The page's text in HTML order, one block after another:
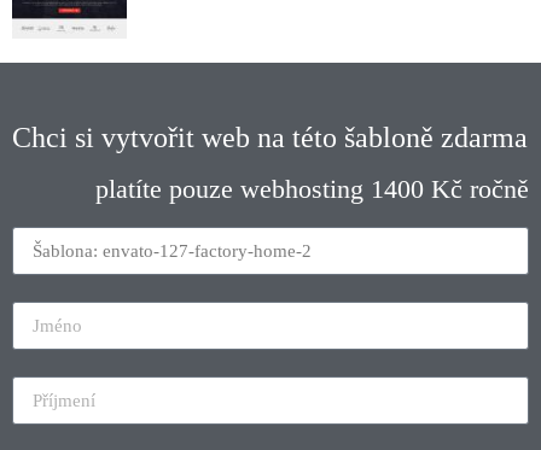
Chci si vytvořit web na této šabloně zdarma
platíte pouze webhosting 1400 Kč ročně